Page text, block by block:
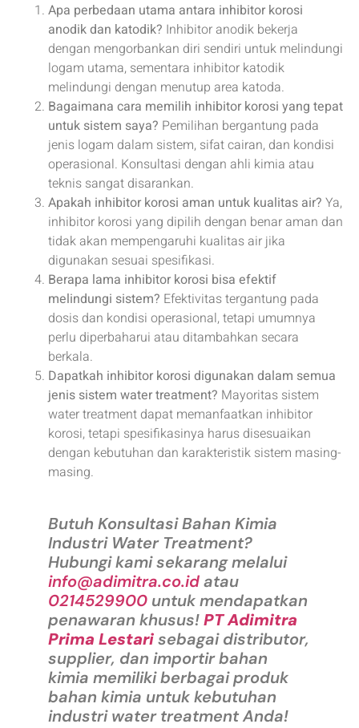
Apa perbedaan utama antara inhibitor korosi
anodik dan katodik? Inhibitor anodik bekerja
dengan mengorbankan diri sendiri untuk melindungi
logam utama, sementara inhibitor katodik
melindungi dengan menutup area katoda.
Bagaimana cara memilih inhibitor korosi yang tepat
untuk sistem saya? Pemilihan bergantung pada
jenis logam dalam sistem, sifat cairan, dan kondisi
operasional. Konsultasi dengan ahli kimia atau
teknis sangat disarankan.
Apakah inhibitor korosi aman untuk kualitas air? Ya,
inhibitor korosi yang dipilih dengan benar aman dan
tidak akan mempengaruhi kualitas air jika
digunakan sesuai spesifikasi.
Berapa lama inhibitor korosi bisa efektif
melindungi sistem? Efektivitas tergantung pada
dosis dan kondisi operasional, tetapi umumnya
perlu diperbaharui atau ditambahkan secara
berkala.
Dapatkah inhibitor korosi digunakan dalam semua
jenis sistem water treatment? Mayoritas sistem
water treatment dapat memanfaatkan inhibitor
korosi, tetapi spesifikasinya harus disesuaikan
dengan kebutuhan dan karakteristik sistem masing-
masing.
Butuh Konsultasi Bahan Kimia
Industri Water Treatment?
Hubungi kami sekarang melalui
info@adimitra.co.idatau
0214529900 untuk mendapatkan
penawaran khusus!PT Adimitra
Prima Lestarisebagai distributor,
supplier, dan importir bahan
kimia memiliki berbagai produk
bahan kimia untuk kebutuhan
industri water treatment Anda!